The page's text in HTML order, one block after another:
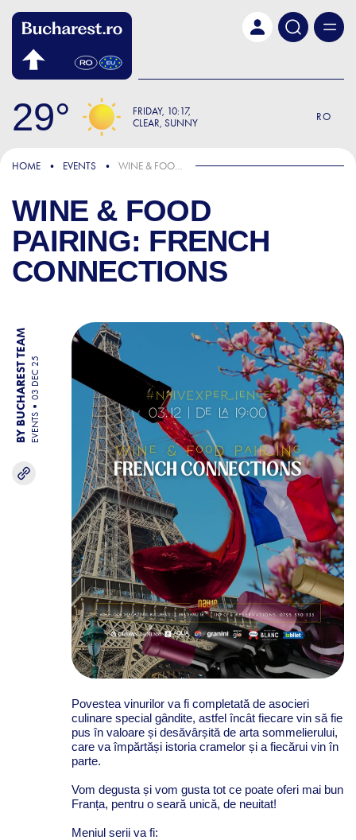
29 FRIDAY 10:17
CLEAR, SUNNY
RO
HOME EVENTS WINE & FOOD PAIRING: FRENCH CONNECTIONS
WINE & FOOD
PAIRING: FRENCH
CONNECTIONS
BY BUCHAREST TEAM EVENTS
03 DEC 25
Povestea vinurilor va fi completată de asocieri
culinare special gândite, astfel încât fiecare vin să fie
pus în valoare și desăvârșită de arta sommelierului,
care va împărtăși istoria cramelor și a fiecărui vin în
parte.
Vom degusta și vom gusta tot ce poate oferi mai bun
Franța, pentru o seară unică, de neuitat!
Meniul serii va fi: